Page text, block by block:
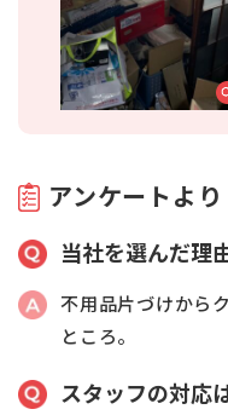
アンケートより
当社を選んだ理
不用品片づけから
ところ。
スタッフの対応